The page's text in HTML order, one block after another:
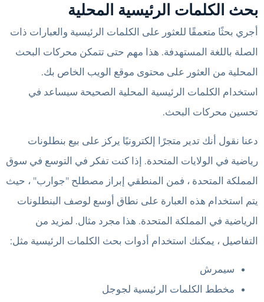
بحث الكلمات الرئيسية المحلية
أجري بحثًا متعمقًا للعثور على الكلمات الرئيسية والعبارات ذات
الصلة باللغة المستهدفة. هذا مهم حتى تتمكن محركات البحث
المحلية من العثور على محتوى موقع الويب الخاص بك.
استخدام الكلمات الرئيسية المحلية الصحيحة سيساعد في
تحسين محركات البحث.
دعنا نقول أنك تدير متجرًا إلكترونيًا يركز على بيع بنطلونات
رياضية في الولايات المتحدة. إذا كنت تفكر في التوسع في سوق
المملكة المتحدة ، فمن المنطقي إبراز مصطلح "جوارب" ، حيث
يتم استخدام هذه العبارة على نطاق أوسع لوصف البنطلونات
الرياضية في المملكة المتحدة. هذا مجرد مثال. لمزيد من
التفاصيل ، يمكنك استخدام أدوات بحث الكلمات الرئيسية مثل:
سيمرش
مخطط الكلمات الرئيسية لجوجل